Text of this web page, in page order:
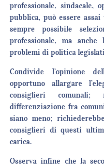
professionale, sindacale,
pubblica, può essere
sempre possibile
professionale, ma
problemi di politica
Condivide l’opinione
opportuno allargare
consiglieri
differenziazione fra
siano meno;
consiglieri di questi
carica.
Osserva infine che la